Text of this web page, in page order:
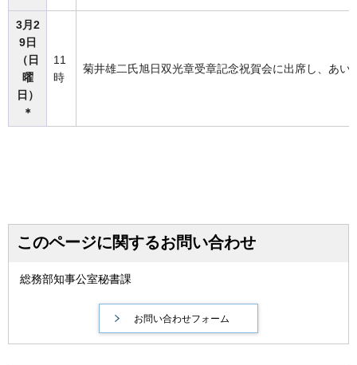
3月2
9日
（日
曜
日）
＊
11
時
菊井雄二氏旭日双光章受章記念祝賀会に出席し、あい
このページに関するお問い合わせ
総務部知事公室秘書課